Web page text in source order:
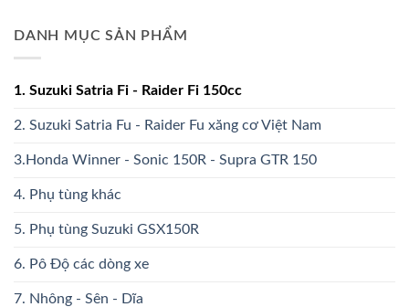
DANH MỤC SẢN PHẨM
1. Suzuki Satria Fi - Raider Fi 150cc
2. Suzuki Satria Fu - Raider Fu xăng cơ Việt Nam
3.Honda Winner - Sonic 150R - Supra GTR 150
4. Phụ tùng khác
5. Phụ tùng Suzuki GSX150R
6. Pô Độ các dòng xe
7. Nhông - Sên - Dĩa